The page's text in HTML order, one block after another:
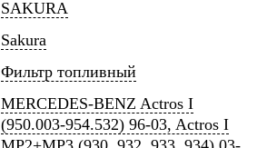
SAKURA
Sakura
Фильтр топливный
MERCEDES-BENZ Actros I
(950.003-954.532) 96-03, Actros I